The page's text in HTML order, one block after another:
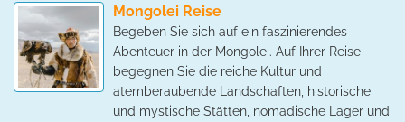
Mongolei Reise
Begeben Sie sich auf ein faszinierendes
Abenteuer in der Mongolei. Auf Ihrer Reise
begegnen Sie die reiche Kultur und
atemberaubende Landschaften, historische
und mystische Stätten, nomadische Lager und